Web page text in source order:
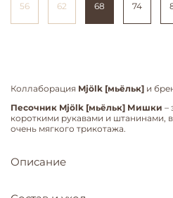
56 62 68 74
Коллаборация Mjölk [мьёльк] и
Песочник Mjölk [мьёльк] Мишки –
короткими рукавами и штанинами,
очень мягкого трикотажа.
Описание